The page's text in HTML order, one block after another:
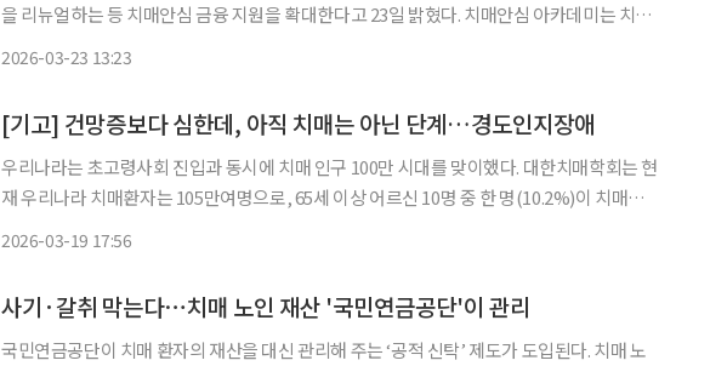
을 리뉴얼하는 등 치매안심 금융 지원을 확대한다고 23일 밝혔다. 치매안심 아카데미는 치매
2026-03-23 13:23
[기고] 건망증보다 심한데, 아직 치매는 아닌 단계…경도인지장애
우리나라는 초고령사회 진입과 동시에 치매 인구 100만 시대를 맞이했다. 대한치매학회는 현
재 우리나라 치매환자는 105만여명으로, 65세 이상 어르신 10명 중 한 명(10.2%)이 치매환
2026-03-19 17:56
사기·갈취 막는다⋯치매 노인 재산 '국민연금공단'이 관리
국민연금공단이 치매 환자의 재산을 대신 관리해 주는 ‘공적 신탁’ 제도가 도입된다. 치매 노